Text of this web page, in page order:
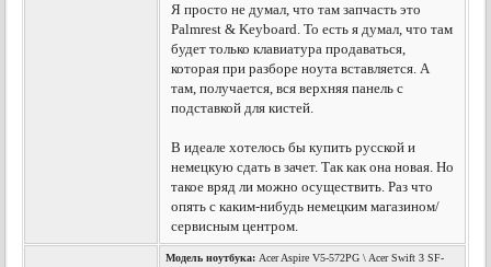
Я просто не думал, что там запчасть это
Palmrest & Keyboard. То есть я думал, что там
будет только клавиатура продаваться,
которая при разборе ноута вставляется. А
там, получается, вся верхняя панель с
подставкой для кистей.
В идеале хотелось бы купить русской и
немецкую сдать в зачет. Так как она новая. Но
такое вряд ли можно осуществить. Раз что
опять с каким-нибудь немецким магазином/
сервисным центром.
Модель ноутбука: Acer Aspire V5-572PG \ Acer Swift 3 SF-